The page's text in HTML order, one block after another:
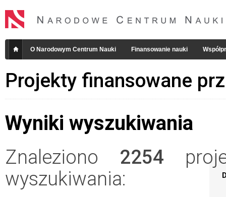
O Narodowym Centrum Nauki Finansowanie nauki
Projekty finansowane
Wyniki wyszukiwania
Znaleziono 2254
wyszukiwania: